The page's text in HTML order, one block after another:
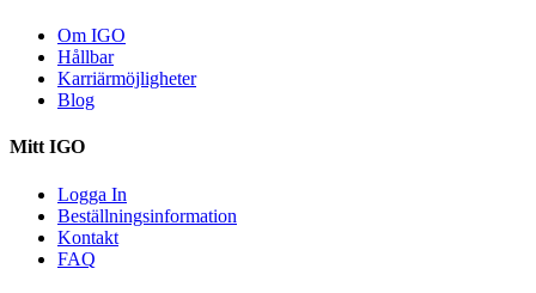
Om IGO
Hållbar
Karriärmöjligheter
Blog
Mitt IGO
Logga In
Beställningsinformation
Kontakt
FAQ